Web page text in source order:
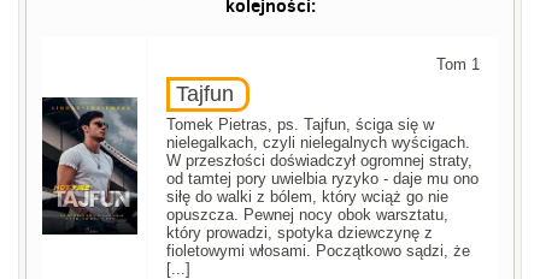
kolejności:
Tom 1
Tajfun
Tomek Pietras, ps. Tajfun, ściga się w
nielegalkach, czyli nielegalnych wyścigach.
W przeszłości doświadczył ogromnej straty,
od tamtej pory uwielbia ryzyko - daje mu ono
siłę do walki z bólem, który wciąż go nie
opuszcza. Pewnej nocy obok warsztatu,
który prowadzi, spotyka dziewczynę z
fioletowymi włosami. Początkowo sądzi, że
[...]